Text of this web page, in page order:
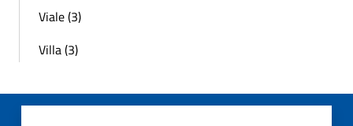
Viale (3)
Villa (3)